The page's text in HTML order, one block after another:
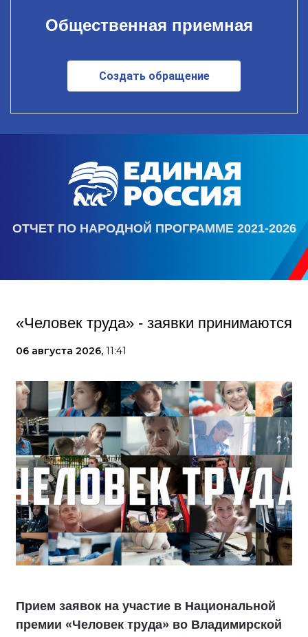
Общественная приемная
Создать обращение
ОТЧЕТ ПО НАРОДНОЙ ПРОГРАММЕ 2021-2026
«Человек труда» - заявки принимаются
06 августа 2026, 11:41
Прием заявок на участие в Национальной
премии «Человек труда» во Владимирской